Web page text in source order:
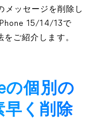
メッセージを削除し
15/14/13で
ご紹介します。
の個別の
早く削除